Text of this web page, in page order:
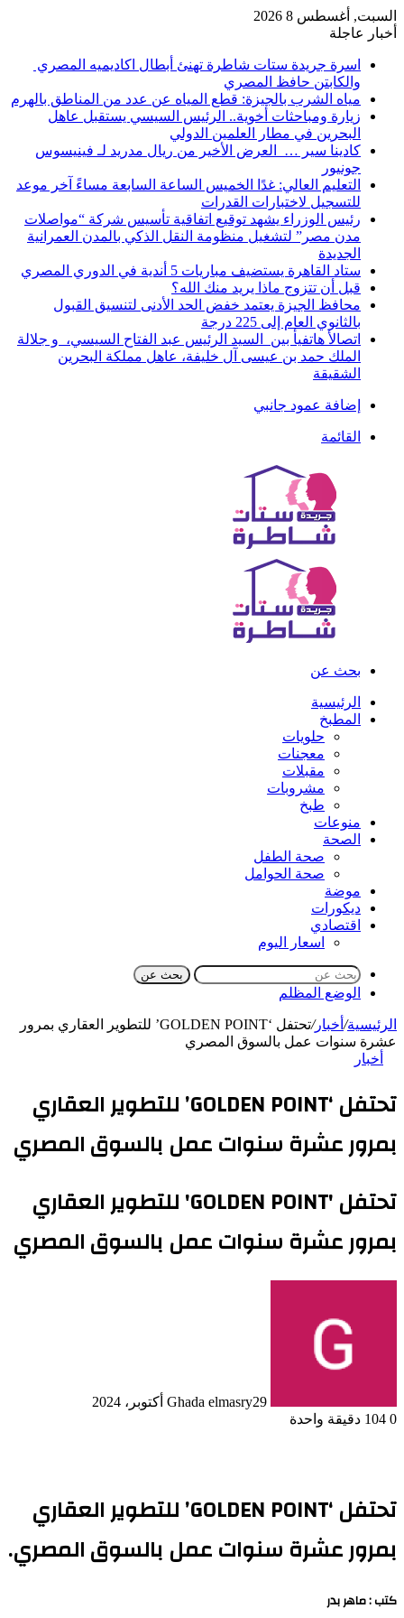
السبت, أغسطس 8 2026
أخبار عاجلة
اسرة جريدة ستات شاطرة تهنئ أبطال اكاديميه المصري
والكابتن حافظ المصري
مياه الشرب بالجيزة: قطع المياه عن عدد من المناطق بالهرم
زيارة ومباحثات أخوية.. الرئيس السيسي يستقبل عاهل
البحرين في مطار العلمين الدولي
كادينا سير … العرض الأخير من ريال مدريد لـ فينيسوس
جونيور
التعليم العالي: غدًا الخميس الساعة السابعة مساءً آخر موعد
للتسجيل لاختبارات القدرات
رئيس الوزراء يشهد توقيع اتفاقية تأسيس شركة “مواصلات
مدن مصر” لتشغيل منظومة النقل الذكي بالمدن العمرانية
الجديدة
ستاد القاهرة يستضيف مباريات 5 أندية في الدوري المصري
قبل أن تتزوج ماذا يريد منك الله؟
محافظ الجيزة يعتمد خفض الحد الأدنى لتنسيق القبول
بالثانوي العام إلى 225 درجة
اتصالأ هاتفيأ بين السيد الرئيس عبد الفتاح السيسي، و جلالة
الملك حمد بن عيسى آل خليفة، عاهل مملكة البحرين
الشقيقة
إضافة عمود جانبي
القائمة
بحث عن
الرئيسية
المطبخ
حلويات
معجنات
مقبلات
مشروبات
طبخ
منوعات
الصحة
صحة الطفل
صحة الحوامل
موضة
ديكورات
اقتصادي
اسعار اليوم
بحث عن
الوضع المظلم
الرئيسية/ أخبار/
تحتفل ‘GOLDEN POINT’ للتطوير العقاري بمرور
عشرة سنوات عمل بالسوق المصري
أخبار
تحتفل ‘GOLDEN POINT’ للتطوير العقاري
بمرور عشرة سنوات عمل بالسوق المصري
تحتفل 'GOLDEN POINT' للتطوير العقاري
بمرور عشرة سنوات عمل بالسوق المصري
Ghada elmasry29 أكتوبر، 2024
0
دقيقة واحدة
تحتفل ‘GOLDEN POINT’ للتطوير العقاري
بمرور عشرة سنوات عمل بالسوق المصري.
كتب : ماهر بدر